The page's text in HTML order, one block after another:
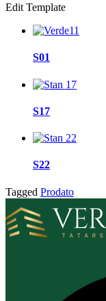
Edit Template
S01
S17
S22
Tagged Prodato